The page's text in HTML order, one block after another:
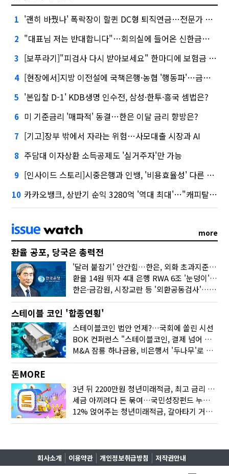
1 '괜히 바꿨나' 폭락장이 할퀸 DC형 퇴직연금…전문가 조언은
2 "대표님 저는 반대합니다"…회의실에 들어온 신한금융 AI
3 [보푸라기]"피검사 다시 받아보세요" 한마디에 보험금 못 받을 뻔?
4 [현장에서]지방 이전설에 국책은행·농협 '행동파'…금감원 '신중모드'
5 '본입찰 D-1' KDB생명 인수전, 삼성·한투·흥국 셈법은?
6 미 기준금리 '매파적' 동결…한은 이달 금리 향방은?
7 [기고]장부 밖에서 자라는 위험…사모대출 시장과 AI
8 주담대 이자상환 소득공제도 '실거주자'만 가능
9 [인사이드 스토리]시중은행과 인뱅, '비용효율성' 다른 잣대 왜?
10 카카오뱅크, 상반기 순익 3280억 '역대 최대'…"캐피탈, 자산 1조원 이상"
more
환율 공포, 당국은 총력전
'달러 붙잡기' 안간힘…한은, 외화 초과지준에 이자 6개월 더
환율 14원 뛰자 4대 은행 RWA 6조 '눈덩이'…2배 뛴 2분기는?
한은·금감원, 시장교란 등 '외환공동검사'…환율 급등 전방위 대응
스테이블 코인 '합종연횡'
스테이블코인 법안 언제?…국회에 쏠린 시선
BOK 컨퍼런스 "스테이블코인, 결제 넘어 보험 대출 등 금융 연결 도구"
M&A 잠룡 하나금융, 비은행서 '두나무'로 눈돌린 이유는
돈MORE
3년 뒤 2200만원 청년미래적금, 최고 금리 받으려면?
세금 아끼려다 돈 묶여…국민성장펀드 누가 가입하면 좋을까
12% 얹어주는 청년미래적금, 갈아타기 거절 될수 있어요
회사소개 이용약관 개인정보취급방침 저작권안내